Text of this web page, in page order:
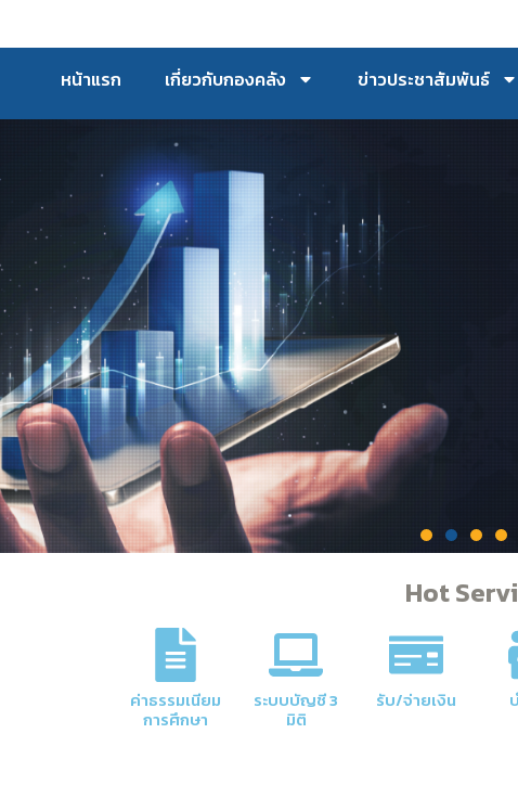
หน้าแรก เกี่ยวกับกองคลัง ข่าวประชาสัมพันธ์
จหลักของกองคลัง
ด้านการเงินและบัญชีของมหาวิทยาลัยให้มี
ความโปร่งใสและมีประสิทธิภาพ
Hot
ค่าธรรมเนียม
การศึกษา
ระบบบัญชี 3
มิติ
รับ/จ่ายเงิน